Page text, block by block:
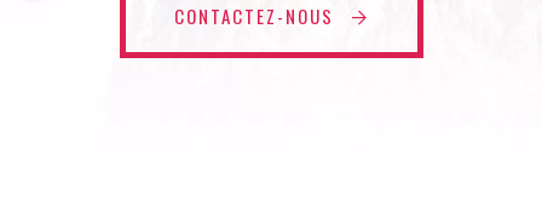
CONTACTEZ-NOUS